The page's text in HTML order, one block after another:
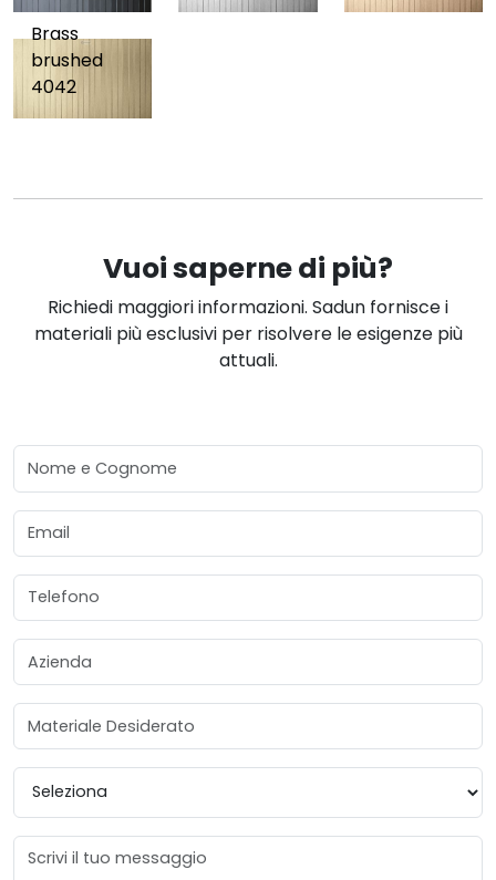
Brass
brushed
4042
Vuoi saperne di più?
Richiedi maggiori informazioni. Sadun fornisce i
materiali più esclusivi per risolvere le esigenze più
attuali.
Nome e Cognome
Email
Telefono
Azienda
Materiale Desiderato
Provincia
Messaggio